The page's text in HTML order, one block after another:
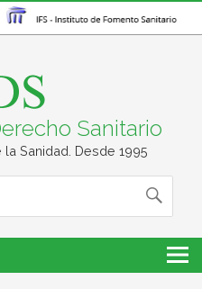
Sanitario
Sanidad. Desde 1995